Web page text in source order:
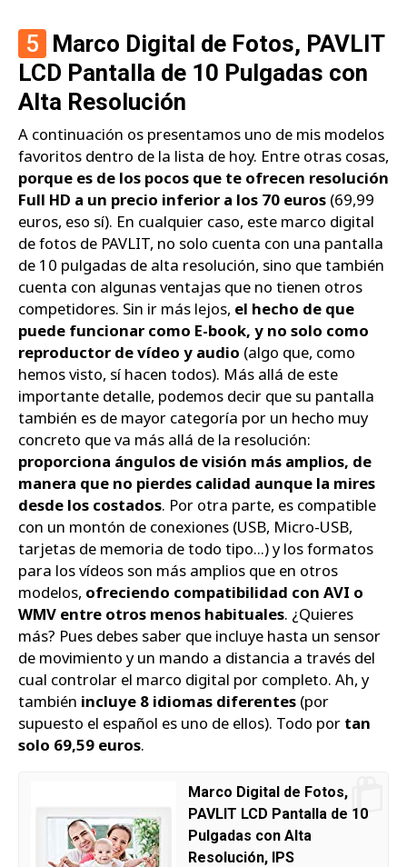
5 Marco Digital de Fotos, PAVLIT
LCD Pantalla de 10 Pulgadas con
Alta Resolución
A continuación os presentamos uno de mis modelos
favoritos dentro de la lista de hoy. Entre otras cosas,
porque es de los pocos que te ofrecen resolución
Full HD a un precio inferior a los 70 euros (69,99
euros, eso sí). En cualquier caso, este marco digital
de fotos de PAVLIT, no solo cuenta con una pantalla
de 10 pulgadas de alta resolución, sino que también
cuenta con algunas ventajas que no tienen otros
competidores. Sin ir más lejos, el hecho de que
puede funcionar como E-book, y no solo como
reproductor de vídeo y audio (algo que, como
hemos visto, sí hacen todos). Más allá de este
importante detalle, podemos decir que su pantalla
también es de mayor categoría por un hecho muy
concreto que va más allá de la resolución:
proporciona ángulos de visión más amplios, de
manera que no pierdes calidad aunque la mires
desde los costados. Por otra parte, es compatible
con un montón de conexiones (USB, Micro-USB,
tarjetas de memoria de todo tipo...) y los formatos
para los vídeos son más amplios que en otros
modelos, ofreciendo compatibilidad con AVI o
WMV entre otros menos habituales. ¿Quieres
más? Pues debes saber que incluye hasta un sensor
de movimiento y un mando a distancia a través del
cual controlar el marco digital por completo. Ah, y
también incluye 8 idiomas diferentes (por
supuesto el español es uno de ellos). Todo por tan
solo 69,59 euros.
Marco Digital de Fotos,
PAVLIT LCD Pantalla de 10
Pulgadas con Alta
Resolución, IPS